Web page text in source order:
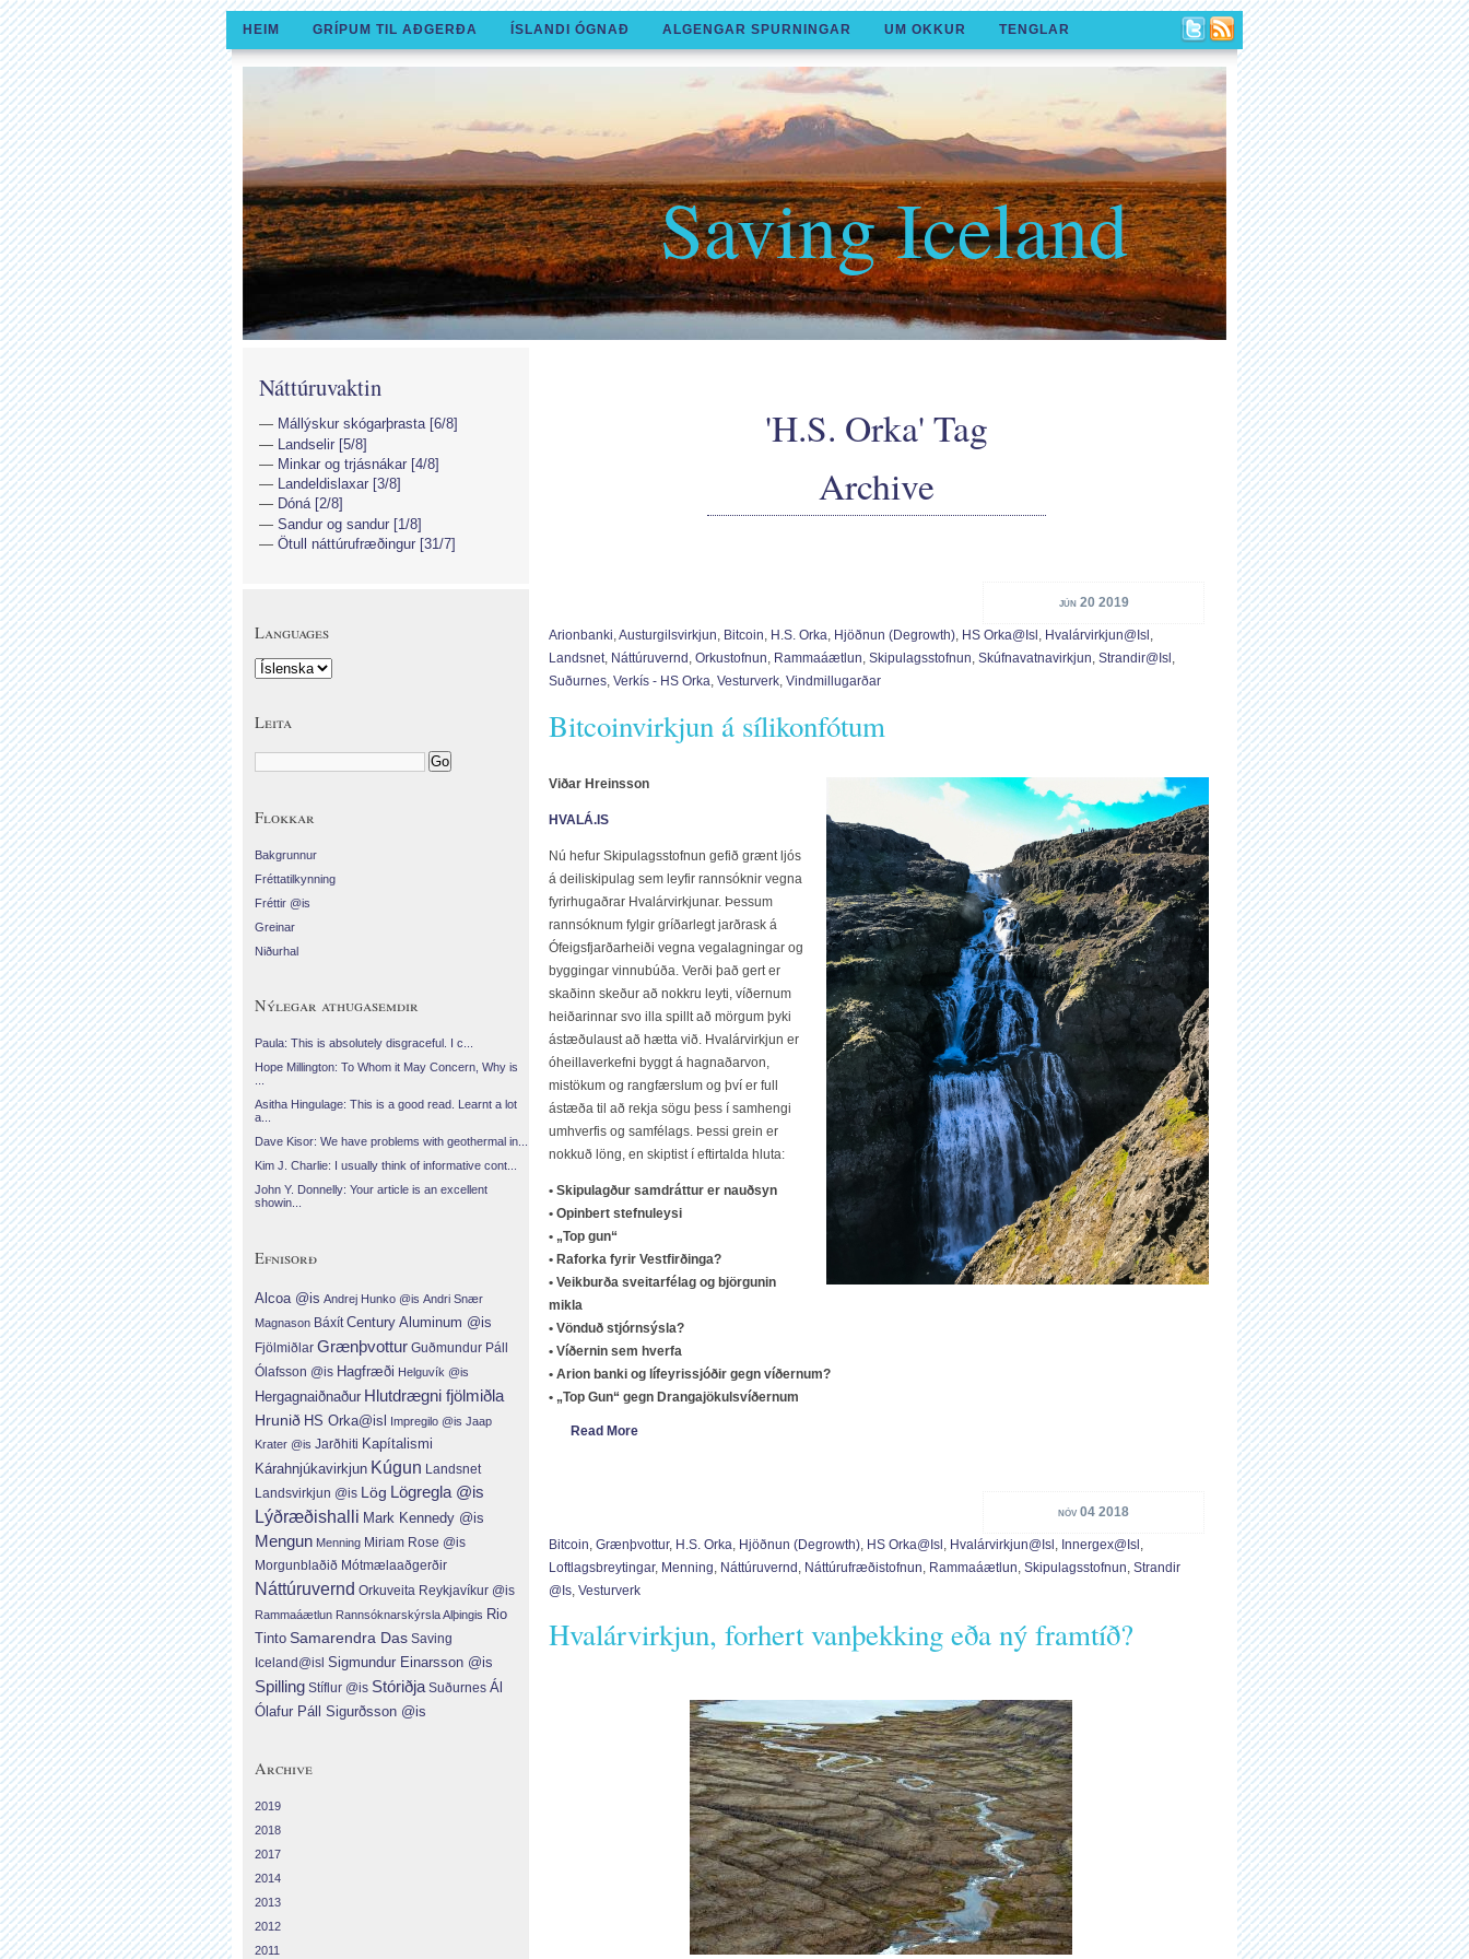
HEIM GRÍPUM TIL AÐGERÐA ÍSLANDI ÓGNAÐ ALGENGAR SPURNINGAR UM OKKUR TENGLAR
Saving Iceland
'H.S. Orka' Tag
Archive
jún 20 2019
Arionbanki,Austurgilsvirkjun, Bitcoin, H.S. Orka, Hjöðnun (degrowth), HS Orka@isl , Hvalárvirkjun@isl ,
Landsnet, Náttúruvernd , Orkustofnun, Rammaáætlun, Skipulagsstofnun, Skúfnavatnavirkjun, Strandir@isl ,
Suðurnes, Verkís - HS Orka, Vesturverk, Vindmillugarðar
Bitcoinvirkjun á sílikonfótum
Viðar Hreinsson
HVALÁ.IS
Nú hefur Skipulagsstofnun gefið grænt ljós
á deiliskipulag sem leyfir rannsóknir vegna
fyrirhugaðrar Hvalárvirkjunar. Þessum
rannsóknum fylgir gríðarlegt jarðrask á
Ófeigsfjarðarheiði vegna vegalagningar og
byggingar vinnubúða. Verði það gert er
skaðinn skeður að nokkru leyti, víðernum
heiðarinnar svo illa spillt að mörgum þyki
ástæðulaust að hætta við. Hvalárvirkjun er
óheillaverkefni byggt á hagnaðarvon,
mistökum og rangfærslum og því er full
ástæða til að rekja sögu þess í samhengi
umhverfis og samfélags. Þessi grein er
nokkuð löng, en skiptist í eftirtalda hluta:
• Skipulagður samdráttur er nauðsyn
• Opinbert stefnuleysi
• „Top gun“
• Raforka fyrir Vestfirðinga?
• Veikburða sveitarfélag og björgunin
mikla
• Vönduð stjórnsýsla?
• Víðernin sem hverfa
• Arion banki og lífeyrissjóðir gegn víðernum?
• „Top Gun“ gegn Drangajökulsvíðernum
Read More
nóv 04 2018
Bitcoin, Grænþvottur, H.S. Orka, Hjöðnun (degrowth), HS Orka@isl , Hvalárvirkjun@isl , Inn­ergex@isl ,
Loftlagsbreytingar, Menning, Náttúruvernd , Nátt­úru­fræði­stofn­un­, Rammaáætlun, Skipulagsstofnun, Strandir
@is, Vesturverk
Hvalárvirkjun, forhert vanþekking eða ný framtíð?
Náttúruvaktin
Mállýskur skógarþrasta [6/8]
Landselir [5/8]
Minkar og trjásnákar [4/8]
Landeldislaxar [3/8]
Dóná [2/8]
Sandur og sandur [1/8]
Ötull náttúrufræðingur [31/7]
Languages
Leita
Flokkar
Bakgrunnur
Fréttatilkynning
Fréttir @is
Greinar
Niðurhal
Nýlegar athugasemdir
Paula: This is absolutely disgraceful. I c...
Hope Millington: To Whom it May Concern, Why is
Asitha Hingulage: This is a good read. Learnt a lot
a...
Dave Kisor: We have problems with geothermal in...
Kim J. Charlie: I usually think of informative cont...
John Y. Donnelly: Your article is an excellent
showin...
Efnisorð
Alcoa @is Andrej Hunko @is Andri Snær
Magnason Báxít Century Aluminum @is
Fjölmiðlar Grænþvottur Guðmundur Páll
Ólafsson @is Hagfræði Helguvík @is
Hergagnaiðnaður Hlutdrægni fjölmiðla
Hrunið HS Orka@isl Impregilo @is Jaap
Krater @is Jarðhiti Kapítalismi
Kárahnjúkavirkjun Kúgun Landsnet
Landsvirkjun @is Lög Lögregla @is
Lýðræðishalli Mark Kennedy @is
Mengun Menning Miriam Rose @is
Morgunblaðið Mótmælaaðgerðir
Náttúruvernd Orkuveita Reykjavíkur @is
Rammaáætlun Rannsóknarskýrsla Alþingis Rio
Tinto Samarendra Das Saving
Iceland@isl Sigmundur Einarsson @is
Spilling Stíflur @is Stóriðja Suðurnes Ál
Ólafur Páll Sigurðsson @is
Archive
2019
2018
2017
2014
2013
2012
2011